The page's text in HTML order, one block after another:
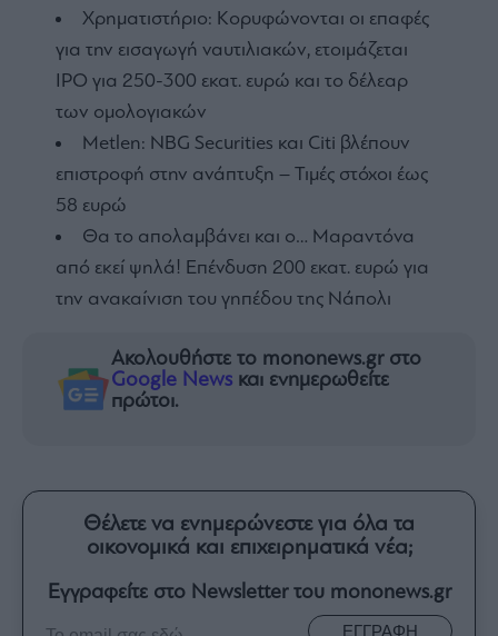
Χρηματιστήριο: Κορυφώνονται οι επαφές
για την εισαγωγή ναυτιλιακών, ετοιμάζεται
IPO για 250-300 εκατ. ευρώ και το δέλεαρ
των ομολογιακών
Metlen: NBG Securities και Citi βλέπουν
επιστροφή στην ανάπτυξη – Τιμές στόχοι έως
58 ευρώ
Θα το απολαμβάνει και ο… Μαραντόνα
από εκεί ψηλά! Επένδυση 200 εκατ. ευρώ για
την ανακαίνιση του γηπέδου της Νάπολι
Ακολουθήστε το mononews.gr στο
Google News και ενημερωθείτε
πρώτοι.
Θέλετε να ενημερώνεστε για όλα τα
οικονομικά και επιχειρηματικά νέα;
Εγγραφείτε στο Newsletter του mononews.gr
ΕΓΓΡΑΦΗ